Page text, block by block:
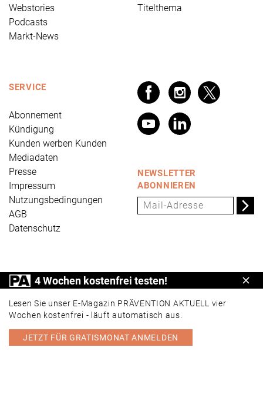
Webstories
Podcasts
Markt-News
Titelthema
SERVICE
Abonnement
Kündigung
Kunden werben Kunden
Mediadaten
Presse
Impressum
Nutzungsbedingungen
AGB
Datenschutz
NEWSLETTER
ABONNIEREN
PRÄVENTION AKTUELL ist ein Produkt der Universum
Verlag GmbH, Wettinerstraße 3-5, 65189 Wiesbaden,
www.universum.de,info@universum.de
PORTAL E-MAGAZIN
4 Wochen kostenfrei testen!
Lesen Sie unser E-Magazin PRÄVENTION AKTUELL vier
Wochen kostenfrei - läuft automatisch aus.
JETZT FÜR GRATISMONAT ANMELDEN